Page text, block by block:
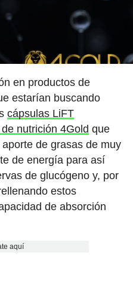
en productos de
estarían buscando
cápsulas LiFT
nutrición 4Gold que
de grasas de muy
de energía para así
de glucógeno y, por
estos
de absorción
aquí